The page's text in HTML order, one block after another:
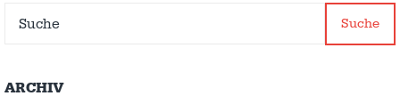
Suche
ARCHIV